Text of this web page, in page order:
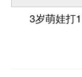
3岁萌娃打